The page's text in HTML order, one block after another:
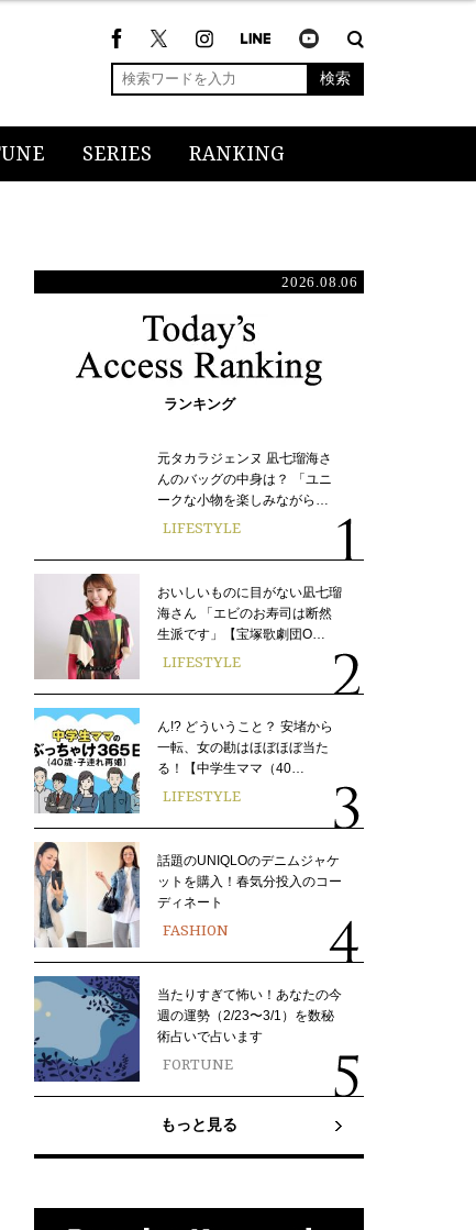
検索
SERIES RANKING
2026.08.06
ランキング
元タカラジェンヌ 凪七瑠海さ
んのバッグの中身は？ 「ユニ
ークな小物を楽しみながら…
LIFESTYLE
おいしいものに目がない凪七瑠
海さん 「エビのお寿司は断然
生派です」【宝塚歌劇団O…
LIFESTYLE
ん!? どういうこと？ 安堵から
一転、女の勘はほぼほぼ当た
る！【中学生ママ（40…
LIFESTYLE
話題のUNIQLOのデニムジャケ
ットを購入！春気分投入のコー
ディネート
FASHION
当たりすぎて怖い！あなたの今
週の運勢（2/23〜3/1）を数秘
術占いで占います
FORTUNE
もっと見る